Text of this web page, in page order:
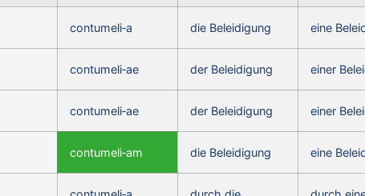
contumeli‑a die Beleidigung eine
contumeli‑ae der Beleidigung einer
contumeli‑ae der Beleidigung einer
contumeli‑am die Beleidigung eine